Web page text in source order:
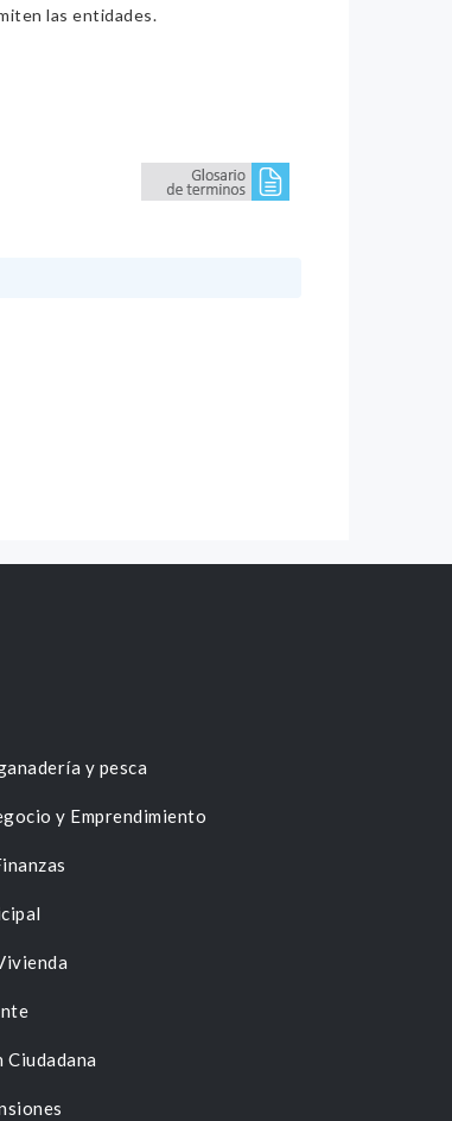
las entidades.
y pesca
y Emprendimiento